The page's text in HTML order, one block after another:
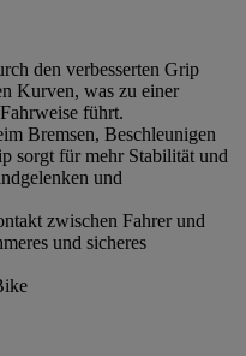
den verbesserten Grip
Kurven, was zu einer
führt.
Bremsen, Beschleunigen
sorgt für mehr Stabilität und
und
zwischen Fahrer und
und sicheres